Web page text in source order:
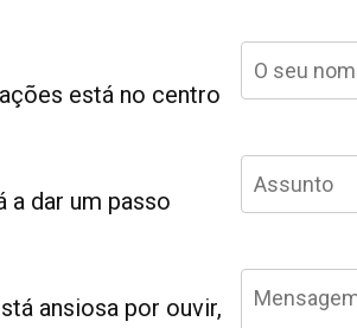
está no centro
a dar um passo
ansiosa por ouvir,